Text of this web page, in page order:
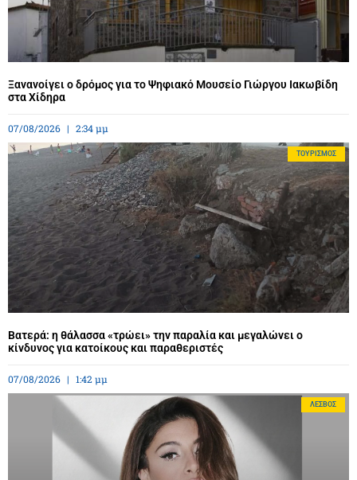
Ξανανοίγει ο δρόμος για το Ψηφιακό Μουσείο Γιώργου Ιακωβίδη
στα Χίδηρα
07/08/2026 2:34 μμ
ΤΟΥΡΙΣΜΌΣ
Βατερά: η θάλασσα «τρώει» την παραλία και μεγαλώνει ο
κίνδυνος για κατοίκους και παραθεριστές
07/08/2026 1:42 μμ
ΛΈΣΒΟΣ